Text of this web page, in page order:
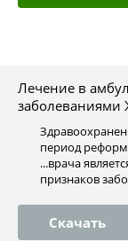
Лечение в
заболеваниями
период
...врача
признаков
Скачать